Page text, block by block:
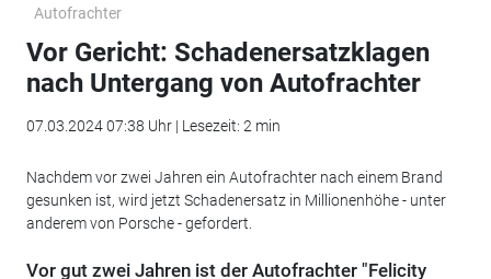
Autofrachter
Vor Gericht: Schadenersatzklagen
nach Untergang von Autofrachter
07.03.2024 07:38 Uhr | Lesezeit: 2 min
Nachdem vor zwei Jahren ein Autofrachter nach einem Brand
gesunken ist, wird jetzt Schadenersatz in Millionenhöhe - unter
anderem von Porsche - gefordert.
Vor gut zwei Jahren ist der Autofrachter "Felicity